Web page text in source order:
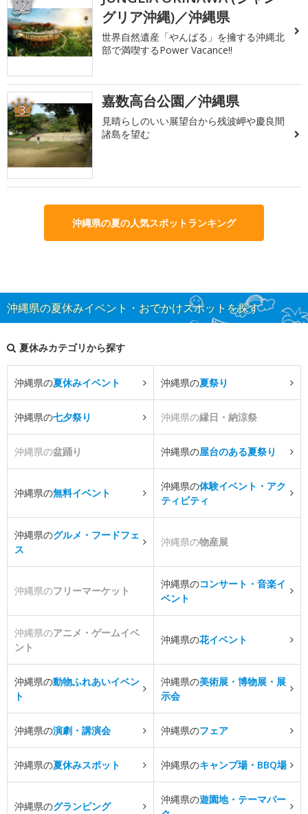
2
グリア沖縄)／沖縄県
世界自然遺産「やんばる」を擁する沖縄北
部で満喫するPower Vacance!!
3 嘉数高台公園／沖縄県
見晴らしのいい展望台から残波岬や慶良間
諸島を望む
沖縄県の夏の人気スポットランキング
沖縄県の夏休みイベント・おでかけスポットを探す
夏休みカテゴリから探す
沖縄県の夏休みイベント 沖縄県の夏祭り
沖縄県の七夕祭り 沖縄県の縁日・納涼祭
沖縄県の盆踊り 沖縄県の屋台のある夏祭り
沖縄県の無料イベント
沖縄県の体験イベント・アク
ティビティ
沖縄県のグルメ・フードフェ
ス
沖縄県の物産展
沖縄県のフリーマーケット
沖縄県のコンサート・音楽イ
ベント
沖縄県のアニメ・ゲームイベ
ント
沖縄県の花イベント
沖縄県の動物ふれあいイベン
ト
沖縄県の美術展・博物展・展
示会
沖縄県の演劇・講演会 沖縄県のフェア
沖縄県の夏休みスポット 沖縄県のキャンプ場・BBQ場
沖縄県のグランピング
沖縄県の遊園地・テーマパー